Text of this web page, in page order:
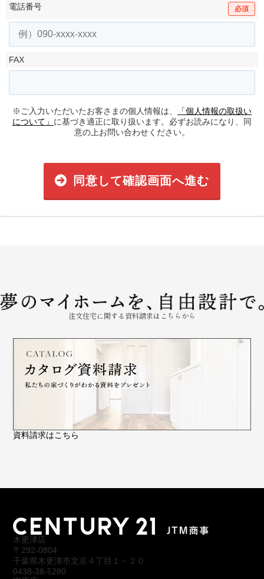
電話番号 必須
FAX
※ご入力いただいたお客さまの個人情報は、
「個人情報の取扱い
について」 に基づき適正に取り扱います。必ずお読みになり、同
意の上お問い合わせください。
同意して確認画面へ進む
注文住宅に関する資料請求はこちらから
資料請求はこちら
木更津店
〒292-0804
千葉県木更津市文京４丁目１－２０
0438-38-5280